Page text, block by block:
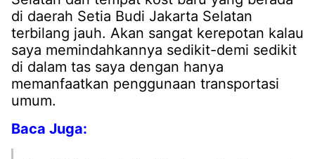
di daerah Setia Budi Jakarta Selatan
terbilang jauh. Akan sangat kerepotan kalau
saya memindahkannya sedikit-demi sedikit
di dalam tas saya dengan hanya
memanfaatkan penggunaan transportasi
umum.
Baca Juga: